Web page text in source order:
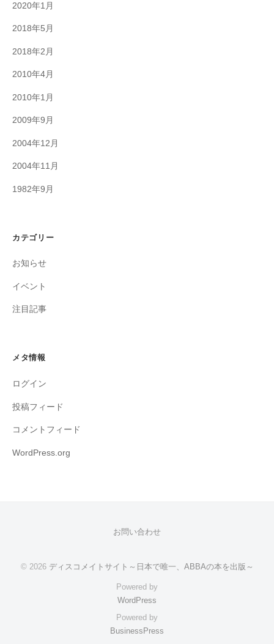
2020年1月
2018年5月
2018年2月
2010年4月
2010年1月
2009年9月
2004年12月
2004年11月
1982年9月
カテゴリー
お知らせ
イベント
注目記事
メタ情報
ログイン
投稿フィード
コメントフィード
WordPress.org
お問い合わせ
© 2026 ディスコメイトサイト～日本で唯一、ABBAの本を出版～
Powered by
WordPress
Powered by
BusinessPress